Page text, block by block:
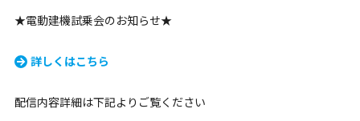
★電動建機試乗会のお知らせ★
詳しくはこちら
配信内容詳細は下記よりご覧ください